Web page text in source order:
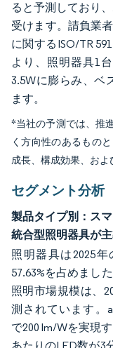
ると予測しており
受けます。請負業
に関するISO/TR
より、照明器具1
3.5Wに膨らみ、ベ
ます。
*当社の予測では、推
く方向性のあるもの
成長、構成効果、およ
セグメント分析
製品タイプ別：ス
統合型照明器具が
照明器具は2025
57.63%を占めまし
照明市場規模は、
測されています。
で200 lm/Wを実現